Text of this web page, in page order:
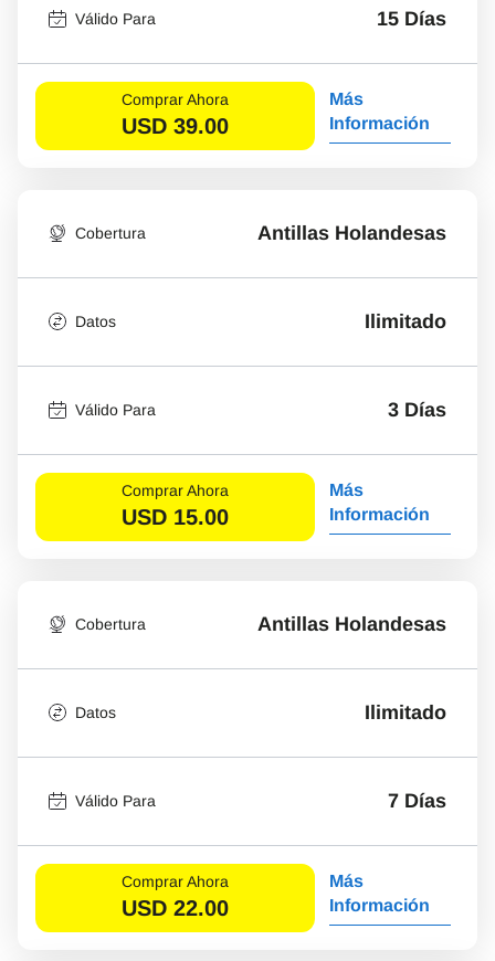
Válido Para 15 Días
Comprar Ahora
USD 39.00
Más
Información
Cobertura Antillas Holandesas
Datos Ilimitado
Válido Para 3 Días
Comprar Ahora
USD 15.00
Más
Información
Cobertura Antillas Holandesas
Datos Ilimitado
Válido Para 7 Días
Comprar Ahora
USD 22.00
Más
Información